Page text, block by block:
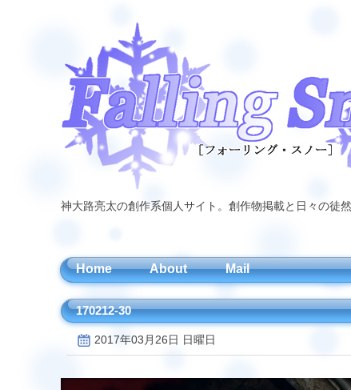
神大路亮太の創作系個人サイト。創作物掲載と日々の
Home About Mail
170212-30
2017年03月26日 日曜日